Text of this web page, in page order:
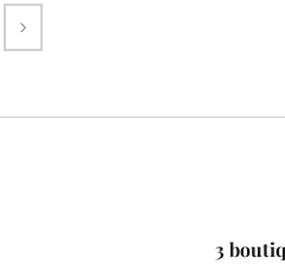
Suivant
3